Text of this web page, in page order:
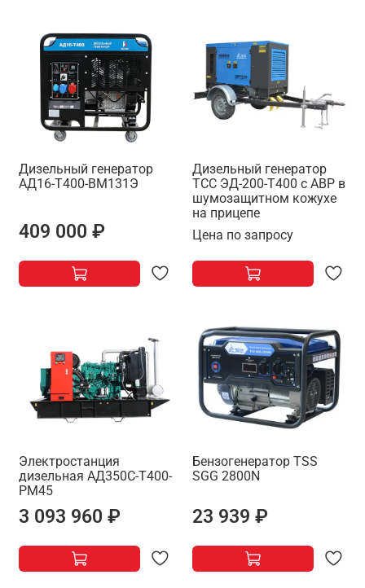
Дизельный генератор
АД16-Т400-ВМ131Э
409 000 ₽
Дизельный генератор
ТСС ЭД-200-Т400 с АВР в
шумозащитном кожухе
на прицепе
Цена по запросу
Электростанция
дизельная АД350С-Т400-
РМ45
3 093 960 ₽
Бензогенератор TSS
SGG 2800N
23 939 ₽